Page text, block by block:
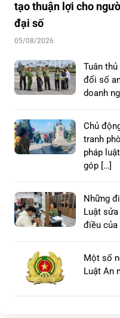
tạo thuận lợi cho
đại số
05/08/2026
Tuân
đổi số
doanh
Chủ
tranh
pháp
góp […]
Những
Luật
điều của
Một số
Luật An